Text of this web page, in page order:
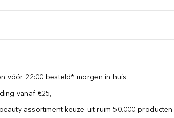
vóór 22:00 besteld* morgen in huis
vanaf €25,-
assortiment keuze uit ruim 50.000 producten